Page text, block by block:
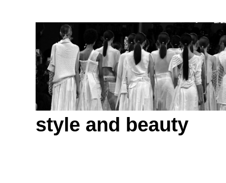
style and beauty